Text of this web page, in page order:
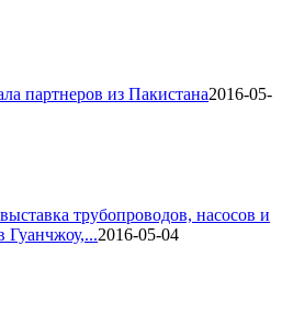
партнеров из Пакистана2016-05-
трубопроводов, насосов и
Гуанчжоу,...2016-05-04